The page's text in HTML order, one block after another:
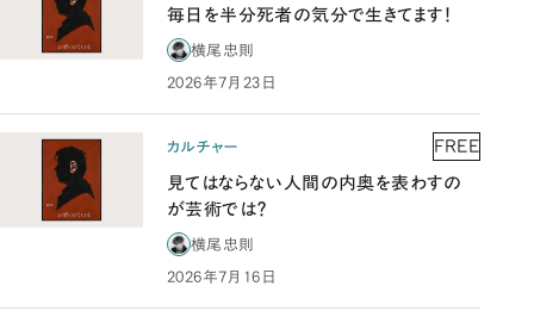
毎日を半分死者の気分で生きてます！
横尾忠則
2026年7月23日
カルチャー FREE
見てはならない人間の内奥を表わすの
が芸術では？
横尾忠則
2026年7月16日